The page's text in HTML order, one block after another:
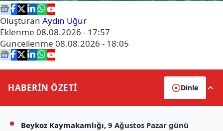
Oluşturan Aydın Uğur
Eklenme 08.08.2026 - 17:57
Güncellenme 08.08.2026 - 18:05
HABERİN ÖZETİ Dinle
Beykoz Kaymakamlığı, 9 Ağustos Pazar günü